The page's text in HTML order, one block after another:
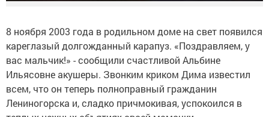
8 ноября 2003 года в родильном доме на свет появился
кареглазый долгожданный карапуз. «Поздравляем, у
вас мальчик!» - сообщили счастливой Альбине
Ильясовне акушеры. Звонким криком Дима известил
всем, что он теперь полноправный гражданин
Лениногорска и, сладко причмокивая, успокоился в